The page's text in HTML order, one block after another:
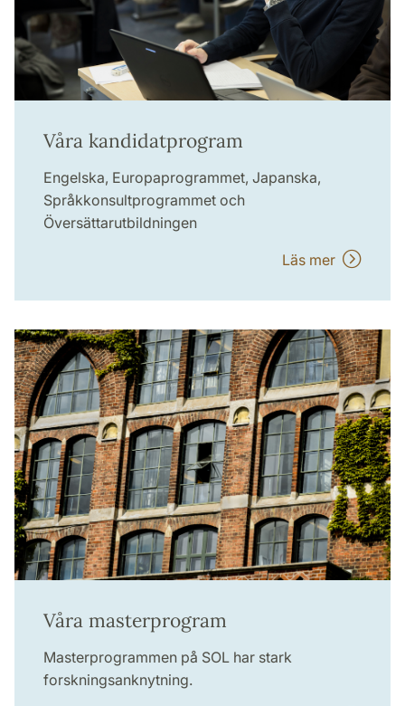
Våra kandidatprogram
Engelska, Europaprogrammet, Japanska,
Språkkonsultprogrammet och
Översättarutbildningen
Läs mer
Våra masterprogram
Masterprogrammen på SOL har stark
forskningsanknytning.